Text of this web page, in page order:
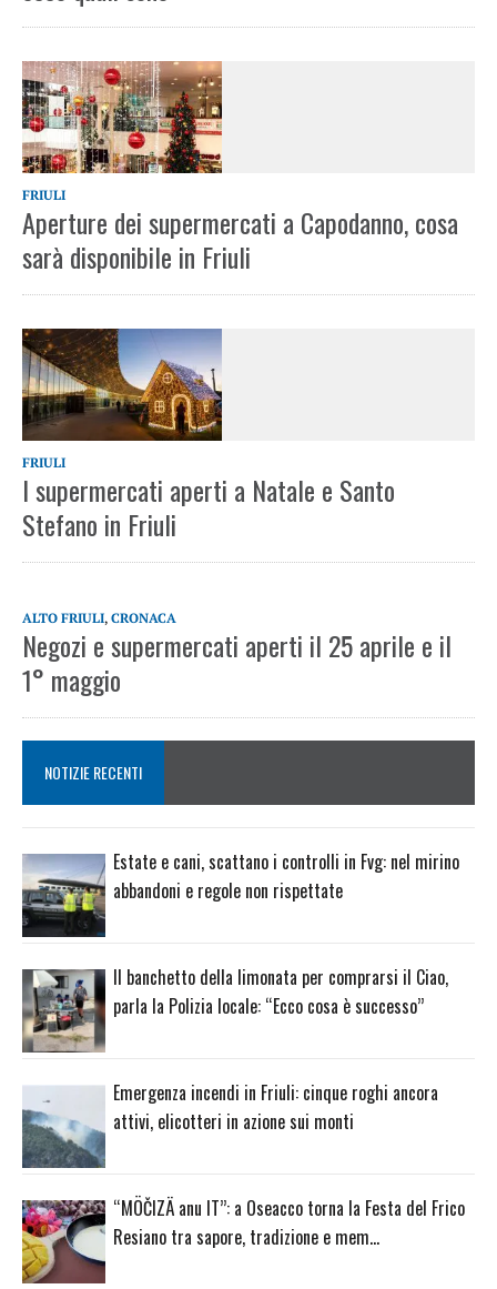
FRIULI
Aperture dei supermercati a Capodanno, cosa
sarà disponibile in Friuli
FRIULI
I supermercati aperti a Natale e Santo
Stefano in Friuli
ALTO FRIULI, CRONACA
Negozi e supermercati aperti il 25 aprile e il
1° maggio
NOTIZIE RECENTI
Estate e cani, scattano i controlli in Fvg: nel mirino
abbandoni e regole non rispettate
Il banchetto della limonata per comprarsi il Ciao,
parla la Polizia locale: “Ecco cosa è successo”
Emergenza incendi in Friuli: cinque roghi ancora
attivi, elicotteri in azione sui monti
“MÖČIZÄ anu IT”: a Oseacco torna la Festa del Frico
Resiano tra sapore, tradizione e mem…